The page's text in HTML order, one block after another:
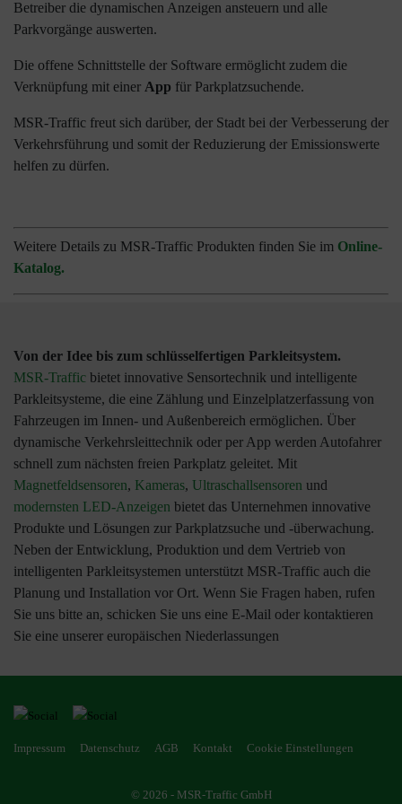
Betreiber die dynamischen Anzeigen ansteuern und alle
Parkvorgänge auswerten.
Die offene Schnittstelle der Software ermöglicht zudem die
Verknüpfung mit einer App für Parkplatzsuchende.
MSR-Traffic freut sich darüber, der Stadt bei der Verbesserung der
Verkehrsführung und somit der Reduzierung der Emissionswerte
helfen zu dürfen.
Weitere Details zu MSR-Traffic Produkten finden Sie im Online-
Katalog.
Von der Idee bis zum schlüsselfertigen Parkleitsystem.
MSR-Traffic bietet innovative Sensortechnik und intelligente
Parkleitsysteme, die eine Zählung und Einzelplatzerfassung von
Fahrzeugen im Innen- und Außenbereich ermöglichen. Über
dynamische Verkehrsleittechnik oder per App werden Autofahrer
schnell zum nächsten freien Parkplatz geleitet. Mit
Magnetfeldsensoren, Kameras, Ultraschallsensoren und
modernsten LED-Anzeigen bietet das Unternehmen innovative
Produkte und Lösungen zur Parkplatzsuche und -überwachung.
Neben der Entwicklung, Produktion und dem Vertrieb von
intelligenten Parkleitsystemen unterstützt MSR-Traffic auch die
Planung und Installation vor Ort. Wenn Sie Fragen haben, rufen
Sie uns bitte an, schicken Sie uns eine E-Mail oder kontaktieren
Sie eine unserer europäischen Niederlassungen
Impressum Datenschutz AGB Kontakt Cookie Einstellungen
© 2026 - MSR-Traffic GmbH